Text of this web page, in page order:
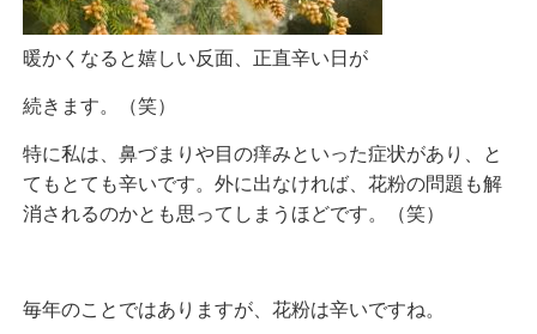
暖かくなると嬉しい反面、正直辛い日が
続きます。（笑）
特に私は、鼻づまりや目の痒みといった症状があり、と
てもとても辛いです。外に出なければ、花粉の問題も解
消されるのかとも思ってしまうほどです。（笑）
毎年のことではありますが、花粉は辛いですね。